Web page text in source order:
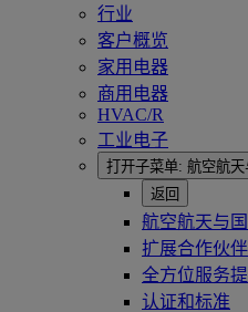
行业
客户概览
家用电器
商用电器
HVAC/R
工业电子
打开子菜单: 航空航天
返回
航空航天与
扩展合作伙伴
全方位服务
认证和标准